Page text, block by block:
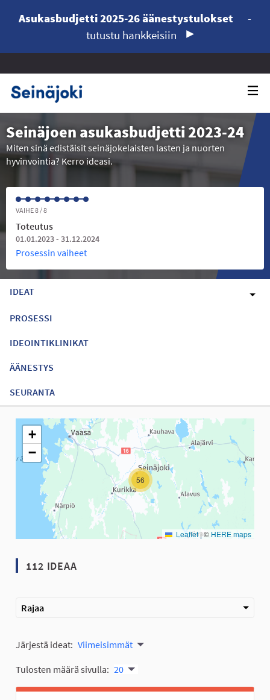
Asukasbudjetti 2025-26 äänestystulokset
-
tutustu hankkeisiin
Seinäjoen asukasbudjetti 2023-24
Miten sinä edistäisit seinäjokelaisten lasten ja nuorten
hyvinvointia? Kerro ideasi.
VAIHE 8 / 8
Toteutus
01.01.2023 - 31.12.2024
Prosessin vaiheet
IDEAT
PROSESSI
IDEOINTIKLINIKAT
ÄÄNESTYS
SEURANTA
Seuraavassa elementissä on kartta, joka esittää tämän
56
+
−
Leaflet |© HERE maps
112 IDEAA
Rajaa
Järjestä ideat: Viimeisimmät
Tulosten määrä sivulla: 20